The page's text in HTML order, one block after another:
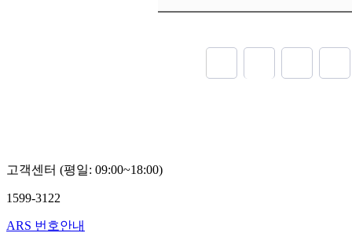
고객센터 (평일: 09:00~18:00)
1599-3122
ARS 번호안내